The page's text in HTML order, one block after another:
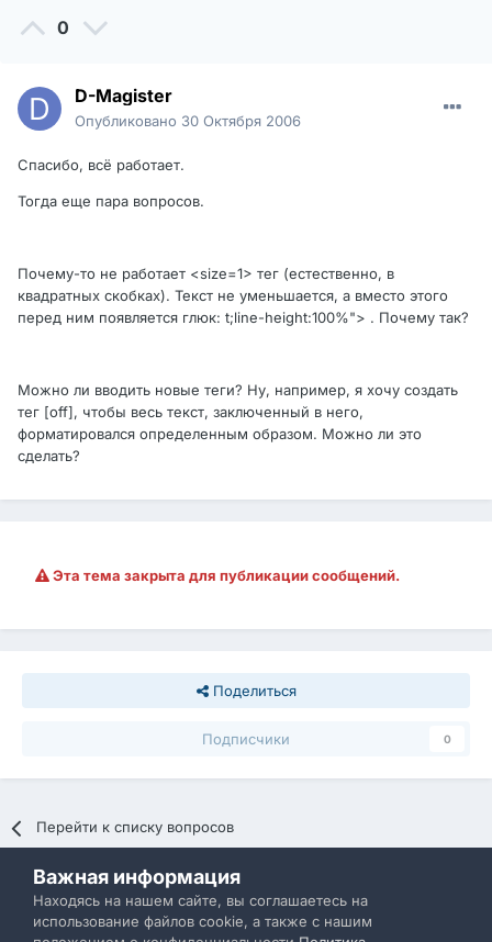
0
D-Magister
Опубликовано 30 Октября 2006
Спасибо, всё работает.
Тогда еще пара вопросов.
Почему-то не работает <size=1> тег (естественно, в
квадратных скобках). Текст не уменьшается, а вместо этого
перед ним появляется глюк: t;line-height:100%"> . Почему так?
Можно ли вводить новые теги? Ну, например, я хочу создать
тег [off], чтобы весь текст, заключенный в него,
форматировался определенным образом. Можно ли это
сделать?
Эта тема закрыта для публикации сообщений.
Поделиться
Подписчики 0
Перейти к списку вопросов
Политика конфиденциальности Обратная связь
IBResource
Важная информация
Находясь на нашем сайте, вы соглашаетесь на
использование файлов cookie, а также с нашим